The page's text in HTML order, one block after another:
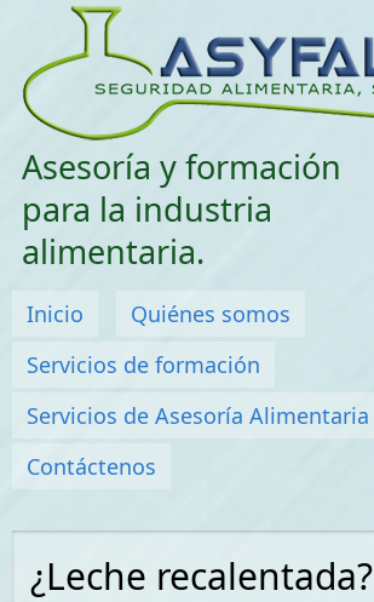
Asesoría y formación
para la industria
alimentaria.
Menú principal
Inicio
Quiénes somos
Servicios de formación
Servicios de Asesoría Alimentaria
Contáctenos
¿Leche recalentada?